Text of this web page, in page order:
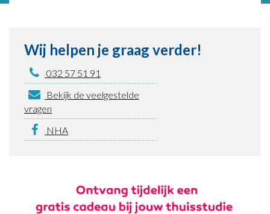
Wij helpen je graag verder!
032 57 51 91
Bekijk de veelgestelde
vragen
NHA